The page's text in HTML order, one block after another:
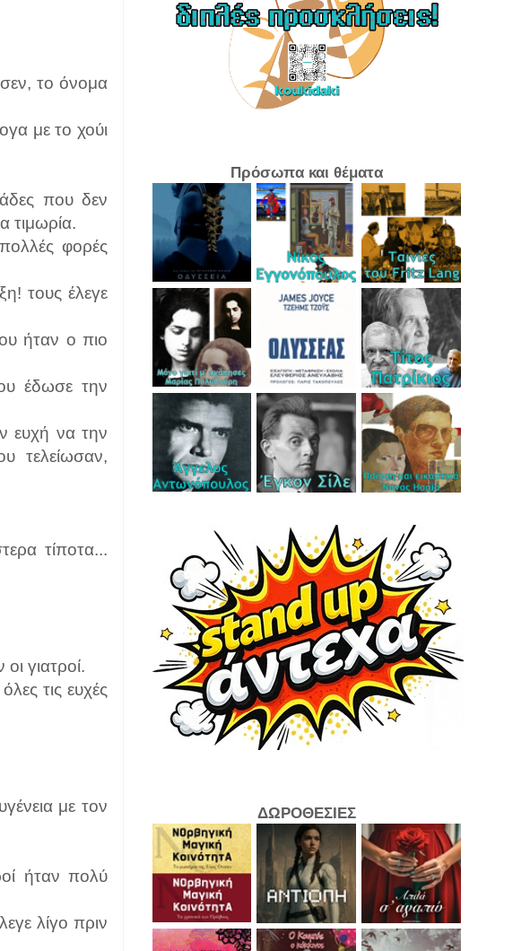
το όνομα
με το χούι
που δεν
τιμωρία.
φορές
τους έλεγε
ήταν ο πιο
έδωσε την
ευχή να την
τελείωσαν,
τίποτα...
γιατροί.
τις ευχές
με τον
ήταν πολύ
λίγο πριν
Πρόσωπα και θέματα
ΔΩΡΟΘΕΣΙΕΣ